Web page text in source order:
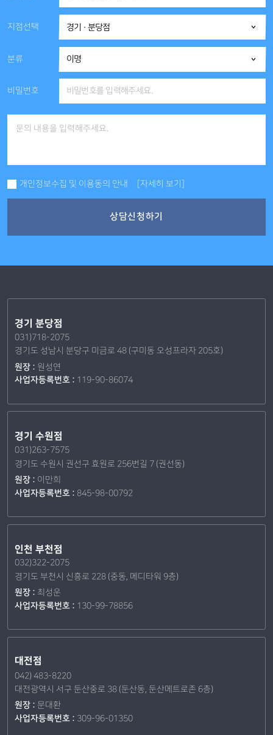
지점선택
분류
비밀번호
개인정보수집 및 이용동의 안내 [자세히 보기]
상담신청하기
경기 분당점
031)718-2075
경기도 성남시 분당구 미금로 48 (구미동 오성프라자 205호)
원장 : 원성연
사업자등록번호 : 119-90-86074
경기 수원점
031)263-7575
경기도 수원시 권선구 효원로 256번길 7 (권선동)
원장 : 이만희
사업자등록번호 : 845-98-00792
인천 부천점
032)322-2075
경기도 부천시 신흥로 228 (중동, 메디타워 9층)
원장 : 최성운
사업자등록번호 : 130-99-78856
대전점
042) 483-8220
대전광역시 서구 둔산중로 38 (둔산동, 둔산메트로존 6층)
원장 : 문대환
사업자등록번호 : 309-96-01350